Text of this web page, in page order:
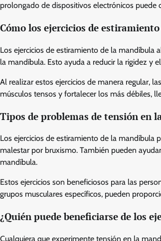
prolongado de dispositivos electrónicos
Cómo los ejercicios de
Los ejercicios de estiramiento de la mandíbula
la mandíbula. Esto ayuda a reducir la rigidez y
Al realizar estos ejercicios de manera regular,
músculos tensos y fortalecer los más débiles,
Tipos de problemas de tensión en
Los ejercicios de estiramiento de la mandíbula
malestar por bruxismo. También pueden
mandíbula.
Estos ejercicios son beneficiosos para las
grupos musculares específicos, pueden
¿Quién puede beneficiarse de los
Cualquiera que experimente tensión en la